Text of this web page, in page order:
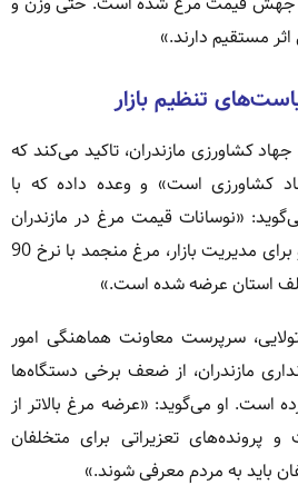
مستقیم دارند.»
تنظیم بازار
کشاورزی مازندران، تاکید می‌کند که
کشاورزی است» و وعده داده که با
«نوسانات قیمت مرغ در مازندران
کمتر از دیگر استان‌هاست و برای مدیریت بازار، مرغ منجمد با نرخ 90
استان عرضه شده است.»
سرپرست معاونت هماهنگی امور
مازندران، از ضعف برخی دستگاه‌ها
است. او می‌گوید: «عرضه مرغ بالاتر از
تعزیراتی برای متخلفان
باید به مردم معرفی شوند.»